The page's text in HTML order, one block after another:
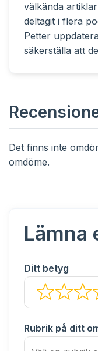
välkända
deltagit i flera
Petter
säkerställa att
Det finns inte
omdöme.
Lämna
Ditt betyg
Rubrik på ditt